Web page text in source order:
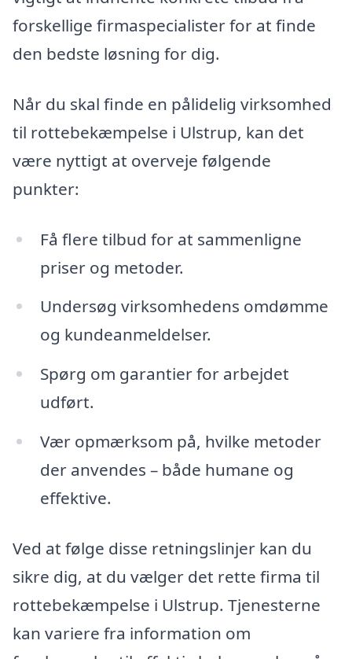
forskellige firmaspecialister for at finde
den bedste løsning for dig.
Når du skal finde en pålidelig virksomhed
til rottebekæmpelse i Ulstrup, kan det
være nyttigt at overveje følgende
punkter:
Få flere tilbud for at sammenligne
priser og metoder.
Undersøg virksomhedens omdømme
og kundeanmeldelser.
Spørg om garantier for arbejdet
udført.
Vær opmærksom på, hvilke metoder
der anvendes – både humane og
effektive.
Ved at følge disse retningslinjer kan du
sikre dig, at du vælger det rette firma til
rottebekæmpelse i Ulstrup. Tjenesterne
kan variere fra information om